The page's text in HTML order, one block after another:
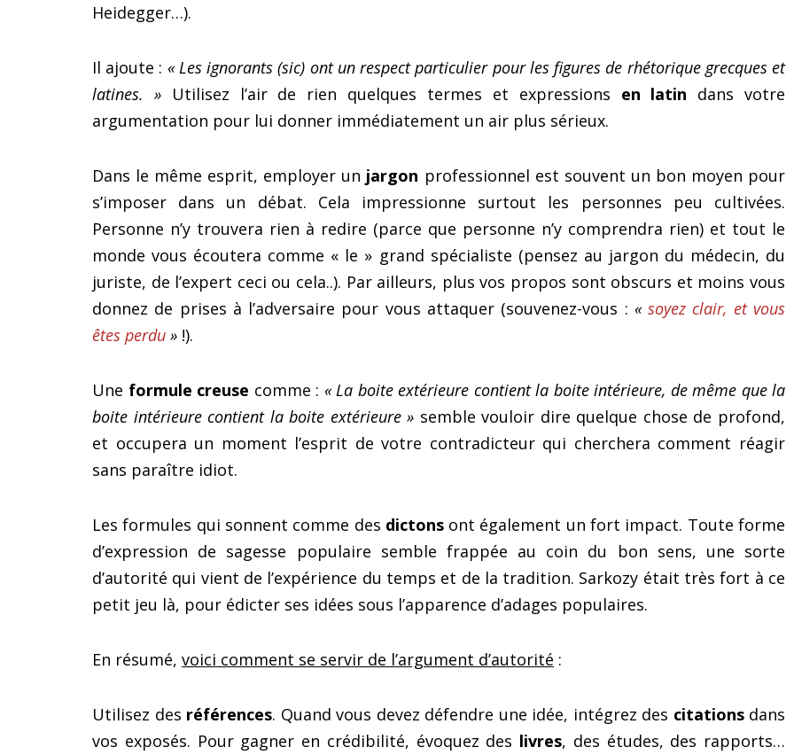
Heidegger…).
Il ajoute : « Les ignorants (sic) ont un respect particulier pour les figures de rhétorique grecques et
latines. »Utilisez l’air de rien quelques termes et expressions en latin dans votre
argumentation pour lui donner immédiatement un air plus sérieux.
Dans le même esprit, employer un jargon professionnel est souvent un bon moyen pour
s’imposer dans un débat. Cela impressionne surtout les personnes peu cultivées.
Personne n’y trouvera rien à redire (parce que personne n’y comprendra rien) et tout le
monde vous écoutera comme « le » grand spécialiste (pensez au jargon du médecin, du
juriste, de l’expert ceci ou cela..). Par ailleurs, plus vos propos sont obscurs et moins vous
donnez de prises à l’adversaire pour vous attaquer (souvenez-vous : «soyez clair, et vous
êtes perdu » !).
Une formule creuse comme : « La boite extérieure contient la boite intérieure, de même que la
boite intérieure contient la boite extérieure » semble vouloir dire quelque chose de profond,
et occupera un moment l’esprit de votre contradicteur qui cherchera comment réagir
sans paraître idiot.
Les formules qui sonnent comme des dictonsont également un fort impact. Toute forme
d’expression de sagesse populaire semble frappée au coin du bon sens, une sorte
d’autorité qui vient de l’expérience du temps et de la tradition. Sarkozy était très fort à ce
petit jeu là, pour édicter ses idées sous l’apparence d’adages populaires.
En résumé, voici comment se servir de l’argument d’autorité :
Utilisez des références. Quand vous devez défendre une idée, intégrez des citationsdans
vos exposés. Pour gagner en crédibilité, évoquez des livres, des études, des rapports…